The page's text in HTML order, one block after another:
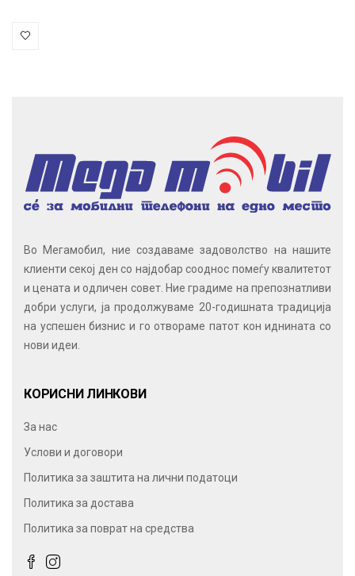
Во Мегамобил, ние создаваме задоволство на нашите
клиенти секој ден со најдобар сооднос помеѓу квалитетот
и цената и одличен совет. Ние градиме на препознатливи
добри услуги, ја продолжуваме 20-годишната традиција
на успешен бизнис и го отвораме патот кон иднината со
нови идеи.
КОРИСНИ ЛИНКОВИ
За нас
Услови и договори
Политика за заштита на лични податоци
Политика за достава
Политика за поврат на средства